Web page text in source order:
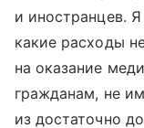
и иностранцев.
какие расходы
на оказание
гражданам, не
из достаточно